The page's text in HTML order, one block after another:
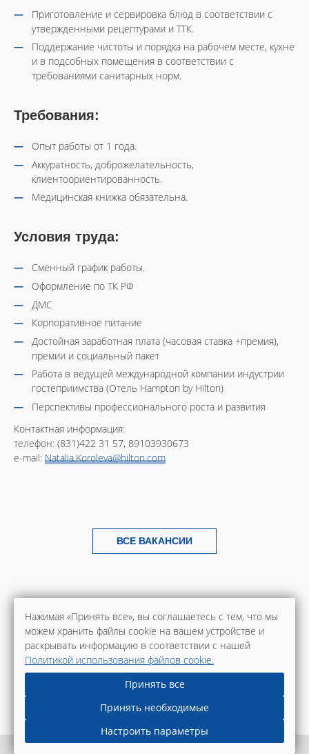
Нажимая «Принять все», вы соглашаетесь с тем, что мы
можем хранить файлы cookie на вашем устройстве и
раскрывать информацию в соответствии с нашей
Политикой использования файлов cookie.
Принять все
Принять необходимые
Настроить параметры
Приготовление и сервировка блюд в соответствии с
утвержденными рецептурами и ТТК.
Поддержание чистоты и порядка на рабочем месте, кухне
и в подсобных помещения в соответствии с
требованиями санитарных норм.
Требования:
Опыт работы от 1 года.
Аккуратность, доброжелательность,
клиентоориентированность.
Медицинская книжка обязательна.
Условия труда:
Сменный график работы.
Оформление по ТК РФ
ДМС
Корпоративное питание
Достойная заработная плата (часовая ставка +премия),
премии и социальный пакет
Работа в ведущей международной компании индустрии
гостеприимства (Отель Hampton by Hilton)
Перспективы профессионального роста и развития
Контактная информация:
телефон: (831)422 31 57, 89103930673
e-mail: Natalia.Koroleva@hilton.com
ВСЕ ВАКАНСИИ